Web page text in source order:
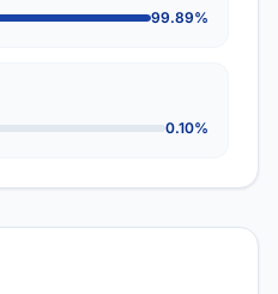
99.89%
0.10%